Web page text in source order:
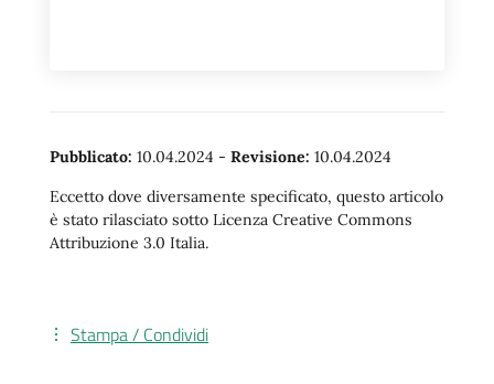
Pubblicato: 10.04.2024 - Revisione: 10.04.2024
Eccetto dove diversamente specificato, questo articolo
è stato rilasciato sotto Licenza Creative Commons
Attribuzione 3.0 Italia.
Stampa / Condividi